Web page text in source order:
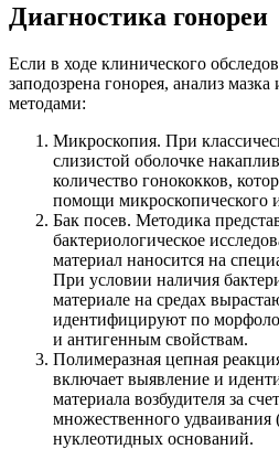
Диагностика гонореи
Если в ходе клинического
заподозрена гонорея, анализ
методами:
Микроскопия. При
слизистой оболочке
количество гонококков,
помощи микроскопического
Бак посев. Методика
бактериологическое
материал наносится на
При условии наличия
материале на средах
идентифицируют по
и антигенным свойствам.
Полимеразная цепная
включает выявление и
материала возбудителя за
множественного
нуклеотидных оснований.